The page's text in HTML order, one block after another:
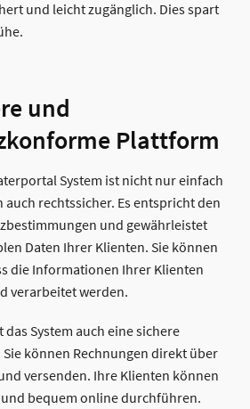
und leicht zugänglich. Dies spart
und
Plattform
System ist nicht nur einfach
rechtssicher. Es entspricht den
und gewährleistet
Daten Ihrer Klienten. Sie können
die Informationen Ihrer Klienten
verarbeitet werden.
System auch eine sichere
können Rechnungen direkt über
versenden. Ihre Klienten können
bequem online durchführen.